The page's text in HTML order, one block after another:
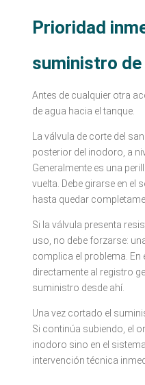
Prioridad
suministro de
Antes de cualquier otra
de agua hacia el tanque.
La válvula de corte del
posterior del inodoro, a
Generalmente es una
vuelta. Debe girarse en el
hasta quedar
Si la válvula presenta
uso, no debe forzarse:
complica el problema.
directamente al registro
suministro desde ahí.
Una vez cortado el
Si continúa subiendo, el
inodoro sino en el
intervención técnica